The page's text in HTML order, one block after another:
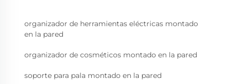
organizador de herramientas eléctricas montado
en la pared
organizador de cosméticos montado en la pared
soporte para pala montado en la pared